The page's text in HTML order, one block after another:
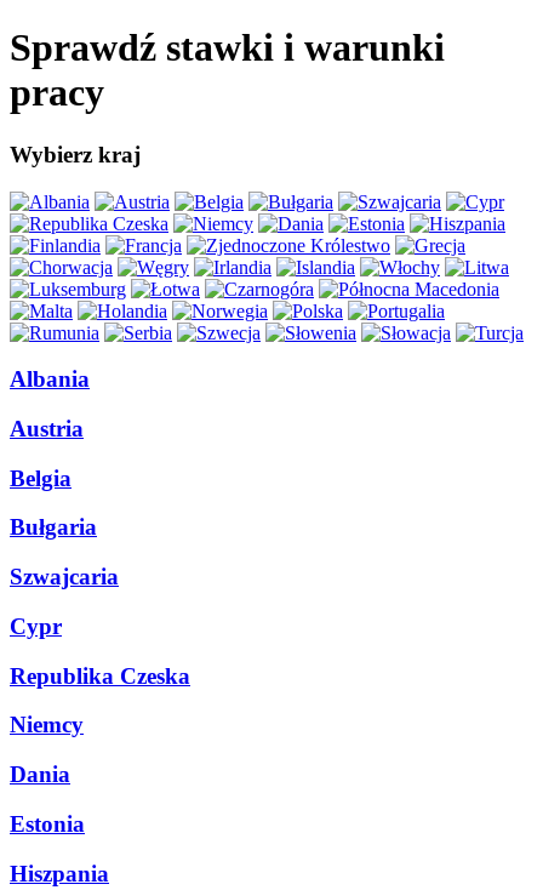
Sprawdź stawki i warunki
pracy
Wybierz kraj
Albania
Austria
Belgia
Bułgaria
Szwajcaria
Cypr
Republika Czeska
Niemcy
Dania
Estonia
Hiszpania